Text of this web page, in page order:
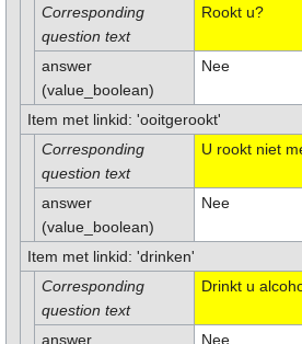
Corresponding
question text
Rookt u?
answer
(value_boolean)
Nee
Item met linkid: 'ooitgerookt'
Corresponding
question text
U rookt niet
answer
(value_boolean)
Nee
Item met linkid: 'drinken'
Corresponding
question text
Drinkt u
answer Nee